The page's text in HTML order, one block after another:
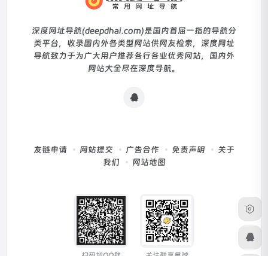
深度网址导航(deepdhai.com)是国内首屈一指的导航分
类平台，收录国内外各类型网站供网友检索，深度网址
导航致力于为广大用户推荐各行各业优秀网站，国内外
网站大全尽在深度导航。
友链申请 网站提交 广告合作 免责声明
关于
我们
网站地图